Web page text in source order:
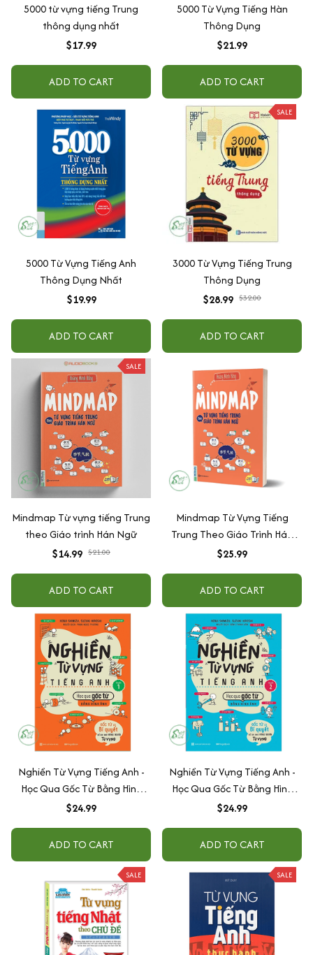
5000 từ vựng tiếng Trung
thông dụng nhất
$17.99
ADD TO CART
5000 Từ Vựng Tiếng Hàn
Thông Dụng
$21.99
ADD TO CART
5000 Từ Vựng Tiếng Anh
Thông Dụng Nhất
$19.99
ADD TO CART
SALE
3000 Từ Vựng Tiếng Trung
Thông Dụng
$28.99 $32.00
ADD TO CART
SALE
Mindmap Từ vựng tiếng Trung
theo Giáo trình Hán Ngữ
$14.99 $21.00
ADD TO CART
Mindmap Từ Vựng Tiếng
Trung Theo Giáo Trình Hán
Ngữ
$25.99
ADD TO CART
Nghiền Từ Vựng Tiếng Anh -
Học Qua Gốc Từ Bằng Hình
Ảnh - Gốc Từ Là Bí Quyết Để
Quyển 1
$24.99
ADD TO CART
Nghiền Từ Vựng Tiếng Anh -
Học Qua Gốc Từ Bằng Hình
Ảnh - Gốc Từ Là Bí Quyết Để
Quyển 2
$24.99
ADD TO CART
SALE SALE